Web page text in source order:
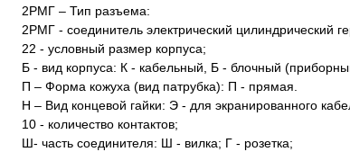
2РМГ – Тип разъема:
2РМГ - соединитель электрический цилиндрический
22 - условный размер корпуса;
Б - вид корпуса: К - кабельный, Б - блочный
П – Форма кожуха (вид патрубка): П - прямая.
Н – Вид концевой гайки: Э - для экранированного
10 - количество контактов;
Ш- часть соединителя: Ш - вилка; Г - розетка;